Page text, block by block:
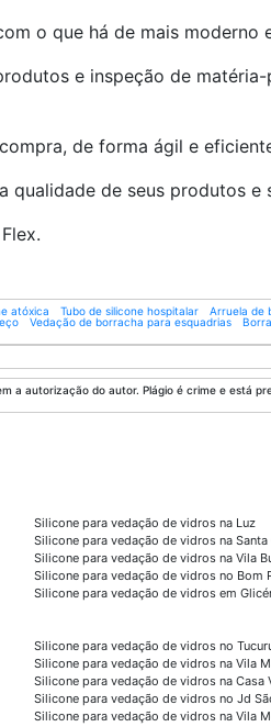
o que há de mais moderno
e inspeção de
de forma ágil e
qualidade de seus produtos e
atóxica Tubo de silicone hospitalar
Arruela de
Vedação de borracha para esquadrias
a autorização do autor. Plágio é crime e está
Silicone para vedação de vidros na Luz
Silicone para vedação de vidros na Santa
Silicone para vedação de vidros na Vila
Silicone para vedação de vidros no Bom
Silicone para vedação de vidros em
Silicone para vedação de vidros no
Silicone para vedação de vidros na Vila
Silicone para vedação de vidros na Casa
Silicone para vedação de vidros no Jd
Silicone para vedação de vidros na Vila